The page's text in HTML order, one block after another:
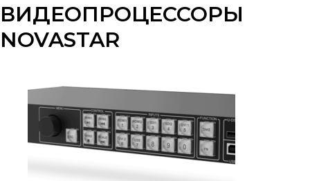
ВИДЕОПРОЦЕССОРЫ
NOVASTAR